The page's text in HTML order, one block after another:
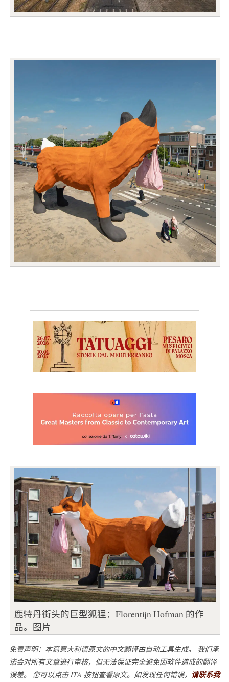
鹿特丹街头的巨型狐狸：Florentijn Hofman 的作
品。图片
免责声明：本篇意大利语原文的中文翻译由自动工具生成。 我们承
诺会对所有文章进行审核，但无法保证完全避免因软件造成的翻译
误差。 您可以点击 ITA 按钮查看原文。如发现任何错误， 请联系我